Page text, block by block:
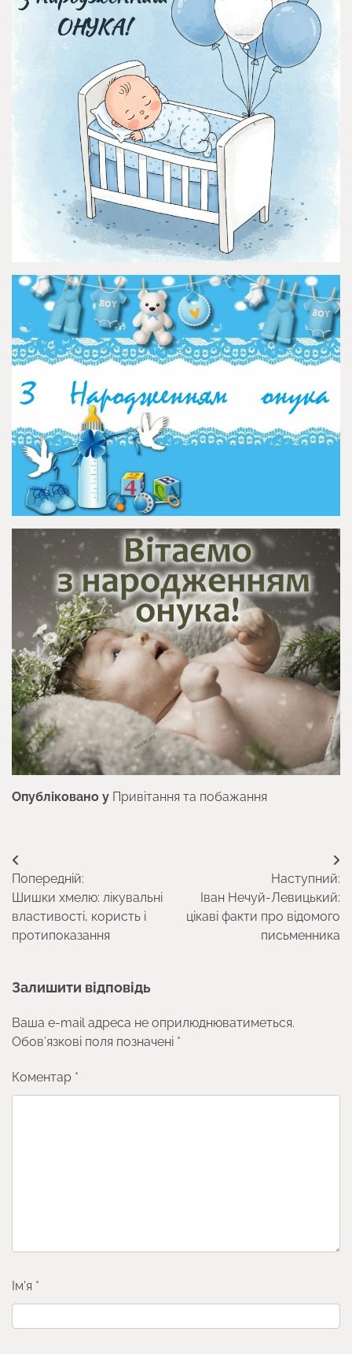
Опубліковано у Привітання та побажання
Навігація
записів
Попередній:
Шишки хмелю: лікувальні
властивості, користь і
протипоказання
Наступний:
Іван Нечуй-Левицький:
цікаві факти про відомого
письменника
Залишити відповідь
Ваша e-mail адреса не оприлюднюватиметься.
Обов’язкові поля позначені *
Коментар *
Ім'я *